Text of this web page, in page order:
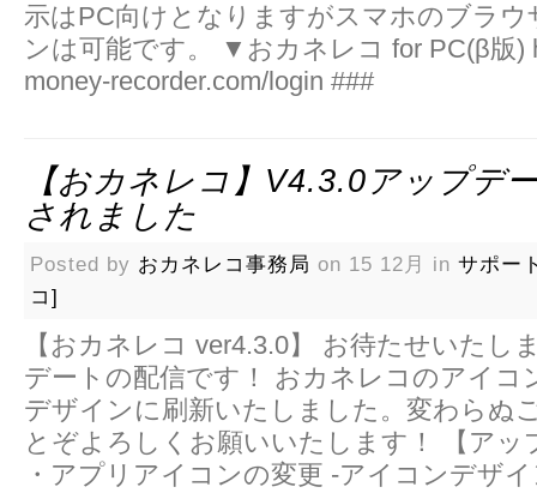
示はPC向けとなりますがスマホのブラ
ンは可能です。 ▼おカネレコ for PC(β版)
money-recorder.com/login ###
【おカネレコ】v4.3.0アップデ
されました
Posted by おカネレコ事務局 on 15 12月 in サポー
コ]
【おカネレコ ver4.3.0】 お待たせいたし
デートの配信です！ おカネレコのアイコ
デザインに刷新いたしました。変わらぬ
とぞよろしくお願いいたします！ 【アッ
・アプリアイコンの変更 -アイコンデザ